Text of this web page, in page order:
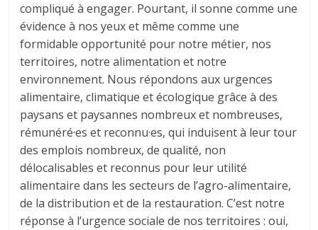
compliqué à engager. Pourtant, il sonne comme une
évidence à nos yeux et même comme une
formidable opportunité pour notre métier, nos
territoires, notre alimentation et notre
environnement. Nous répondons aux urgences
alimentaire, climatique et écologique grâce à des
paysans et paysannes nombreux et nombreuses,
rémunéré·es et reconnu·es, qui induisent à leur tour
des emplois nombreux, de qualité, non
délocalisables et reconnus pour leur utilité
alimentaire dans les secteurs de l’agro-alimentaire,
de la distribution et de la restauration. C’est notre
réponse à l’urgence sociale de nos territoires : oui,